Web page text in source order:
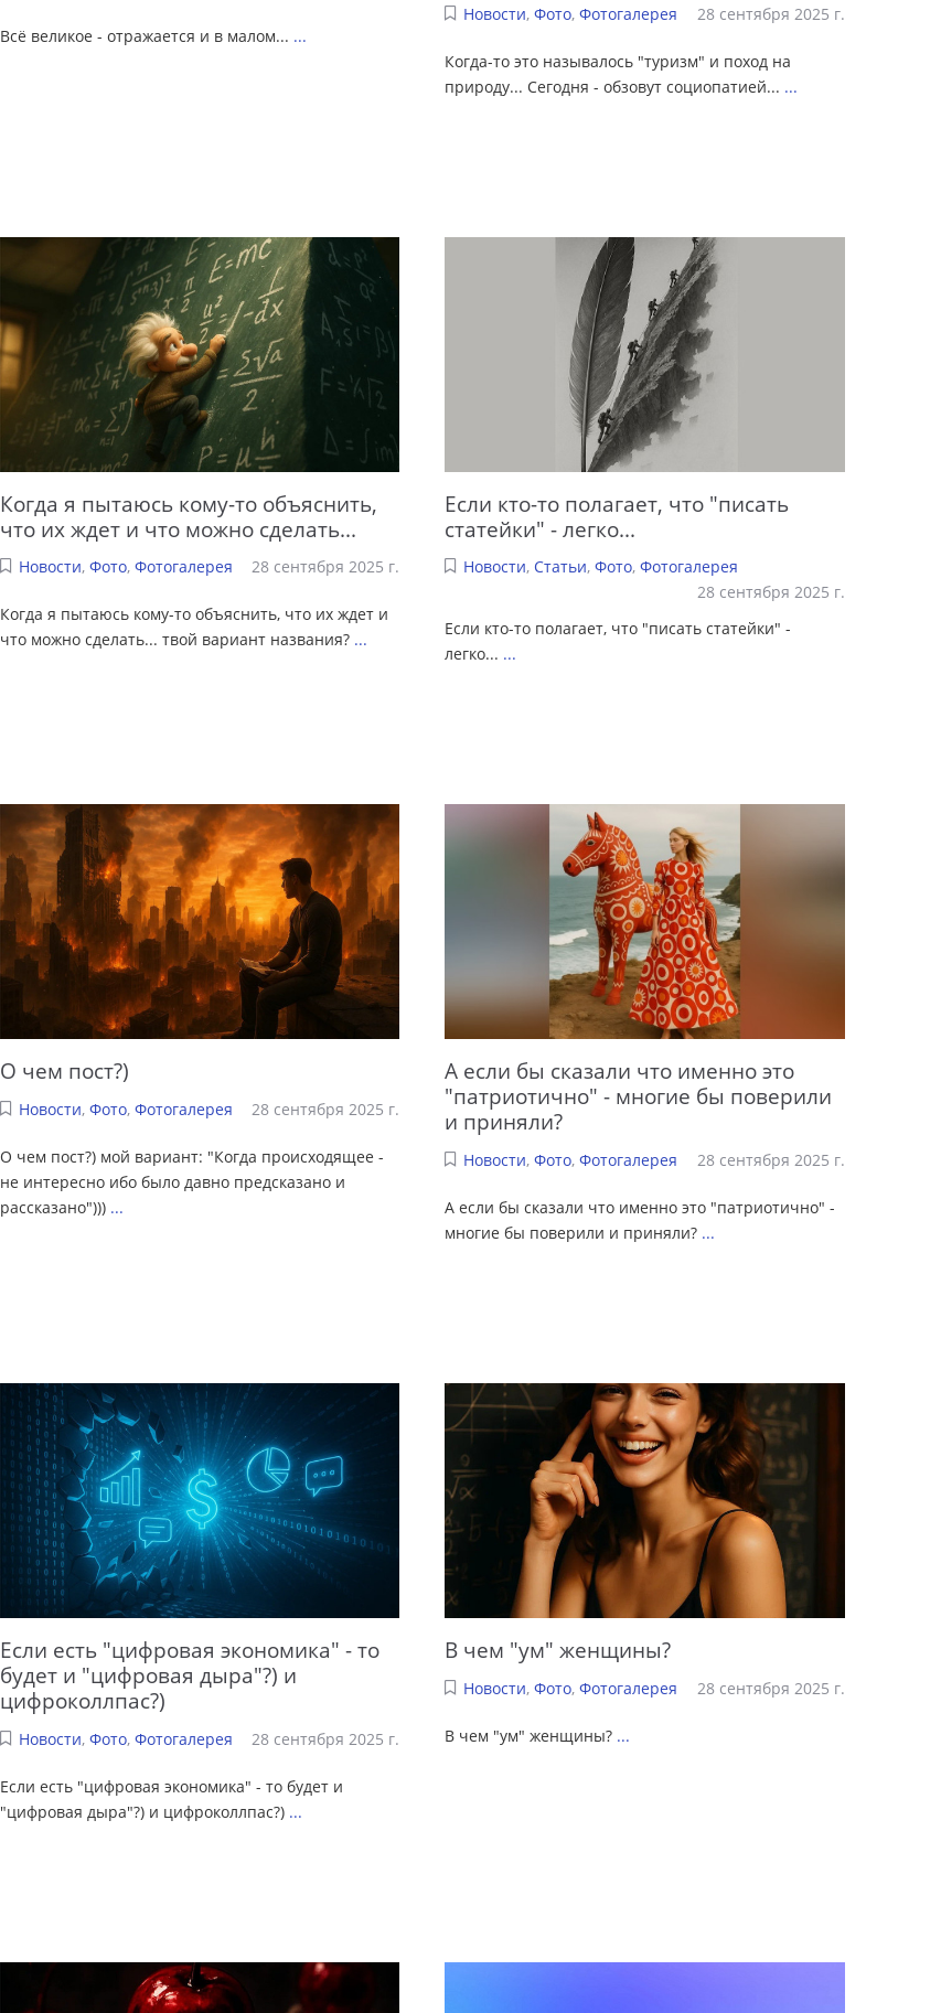
Всё великое - отражается и в малом... ...
Новости,Фото,Фотогалерея 28 сентября 2025 г.
Когда-то это называлось "туризм" и поход на
природу... Сегодня - обзовут социопатией... ...
Когда я пытаюсь кому-то объяснить,
что их ждет и что можно сделать...
Новости, Фото, Фотогалерея 28 сентября 2025 г.
Когда я пытаюсь кому-то объяснить, что их ждет и
что можно сделать... твой вариант названия? ...
Если кто-то полагает, что "писать
статейки" - легко...
Новости, Статьи,Фото,Фотогалерея
28 сентября 2025 г.
Если кто-то полагает, что "писать статейки" -
легко... ...
О чем пост?)
Новости, Фото, Фотогалерея 28 сентября 2025 г.
О чем пост?) мой вариант: "Когда происходящее -
не интересно ибо было давно предсказано и
рассказано"))) ...
А если бы сказали что именно это
"патриотично" - многие бы поверили
и приняли?
Новости,Фото,Фотогалерея 28 сентября 2025 г.
А если бы сказали что именно это "патриотично" -
многие бы поверили и приняли? ...
Если есть "цифровая экономика" - то
будет и "цифровая дыра"?) и
цифроколлпас?)
Новости, Фото, Фотогалерея 28 сентября 2025 г.
Если есть "цифровая экономика" - то будет и
"цифровая дыра"?) и цифроколлпас?) ...
В чем "ум" женщины?
Новости,Фото,Фотогалерея 28 сентября 2025 г.
В чем "ум" женщины? ...